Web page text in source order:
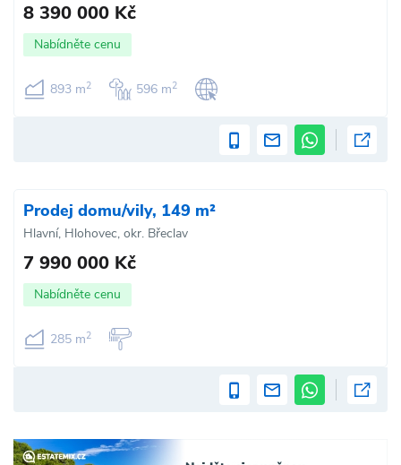
8 390 000 Kč
Nabídněte cenu
893 m2 596 m2
Prodej domu/vily, 149 m²
Hlavní, Hlohovec, okr. Břeclav
7 990 000 Kč
Nabídněte cenu
285 m2